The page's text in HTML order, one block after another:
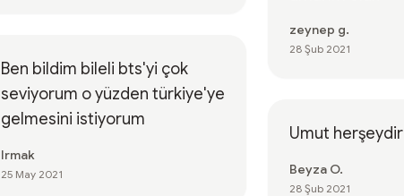
Ben bildim bileli bts'yi çok
seviyorum o yüzden türkiye'ye
gelmesini istiyorum
Irmak
25 May 2021
zeynep g.
28 Şub 2021
Umut herşeydir
Beyza O.
28 Şub 2021